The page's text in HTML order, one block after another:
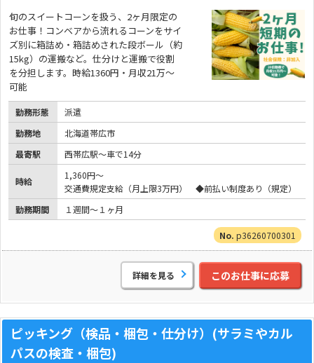
旬のスイートコーンを扱う、2ヶ月限定の
お仕事！コンベアから流れるコーンをサイ
ズ別に箱詰め・箱詰めされた段ボール（約
15kg）の運搬など。仕分けと運搬で役割
を分担します。時給1360円・月収21万～
可能
勤務形態
派遣
勤務地
北海道帯広市
最寄駅
西帯広駅～車で14分
時給
1,360円～
交通費規定支給（月上限3万円） ◆前払い制度あり（規定）
勤務期間
１週間～１ヶ月
p36260700301
詳細を見る このお仕事に応募
ピッキング（検品・梱包・仕分け）(サラミやカル
パスの検査・梱包)